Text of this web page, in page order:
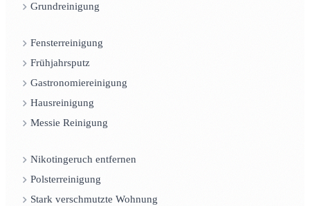
Grundreinigung
Fensterreinigung
Frühjahrsputz
Gastronomiereinigung
Hausreinigung
Messie Reinigung
Nikotingeruch entfernen
Polsterreinigung
Stark verschmutzte Wohnung